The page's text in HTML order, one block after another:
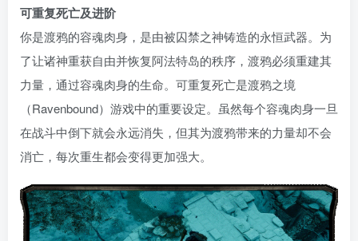
可重复死亡及进阶
你是渡鸦的容魂肉身，是由被囚禁之神铸造的永恒武器。为
了让诸神重获自由并恢复阿法特岛的秩序，渡鸦必须重建其
力量，通过容魂肉身的生命。可重复死亡是渡鸦之境
（Ravenbound）游戏中的重要设定。虽然每个容魂肉身一旦
在战斗中倒下就会永远消失，但其为渡鸦带来的力量却不会
消亡，每次重生都会变得更加强大。